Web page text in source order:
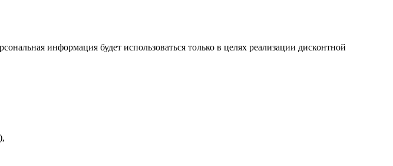
информация будет использоваться только в целях реализации дисконтной